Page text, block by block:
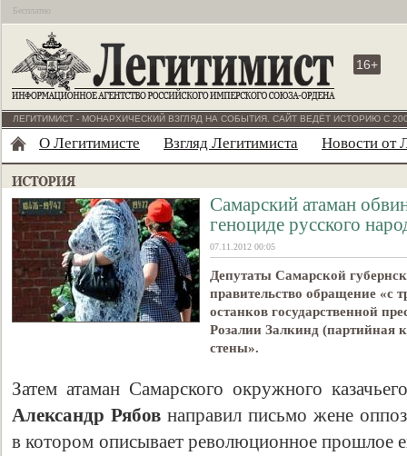
Бесплатно
16+
ЛЕГИТИМИСТ - МОНАРХИЧЕСКИЙ ВЗГЛЯД НА СОБЫТИЯ. САЙТ ВЕДЁТ ИСТОРИЮ С
О Легитимисте Взгляд Легитимиста Новости от
Самарский атаман
геноциде русского
07.11.2012 00:05
Депутаты Самарской
правительство обращение «с
останков государственной
Розалии Залкинд (партийная
стены».
Затем атаман Самарского окружного
Александр Рябов направил письмо жене
в котором описывает революционное прошлое